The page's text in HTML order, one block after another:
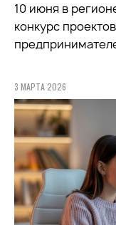
10 июня в
конкурс
3 МАРТА 2026